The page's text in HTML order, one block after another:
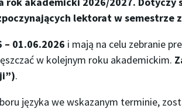
lektorat w semestrze
01.06.2026 i mają na celu zebranie
w kolejnym roku akademickim.
.
języka we wskazanym terminie,